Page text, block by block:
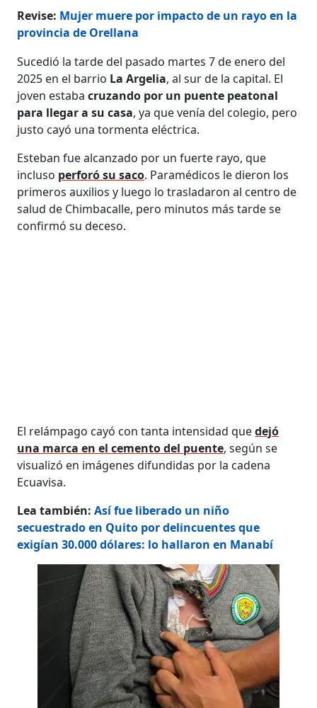
Revise: Mujer muere por impacto de un rayo en la
provincia de Orellana
Sucedió la tarde del pasado martes 7 de enero del
2025 en el barrio La Argelia, al sur de la capital. El
joven estabacruzando por un puente peatonal
para llegar a su casa, ya que venía del colegio, pero
justo cayó una tormenta eléctrica.
Esteban fue alcanzado por un fuerte rayo, que
incluso perforó su saco. Paramédicos le dieron los
primeros auxilios y luego lo trasladaron al centro de
salud de Chimbacalle, pero minutos más tarde se
confirmó su deceso.
El relámpago cayó con tanta intensidad quedejó
una marca en el cemento del puente, según se
visualizó en imágenes difundidas por la cadena
Ecuavisa.
Lea también:Así fue liberado un niño
secuestrado en Quito por delincuentes que
exigían 30.000 dólares: lo hallaron en Manabí